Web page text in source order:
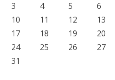
3
4 5 6
10
11 12 13
17
18 19 20
24
25 26 27
31